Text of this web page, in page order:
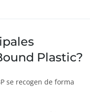
Plastic?
se recogen de forma